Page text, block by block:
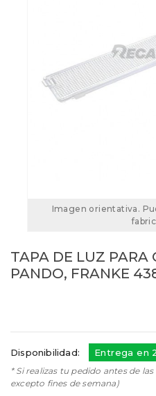
Imagen orientativa.
TAPA DE LUZ PARA
PANDO, FRANKE
Disponibilidad: Entrega en
* Si realizas tu pedido antes de
excepto fines de semana)